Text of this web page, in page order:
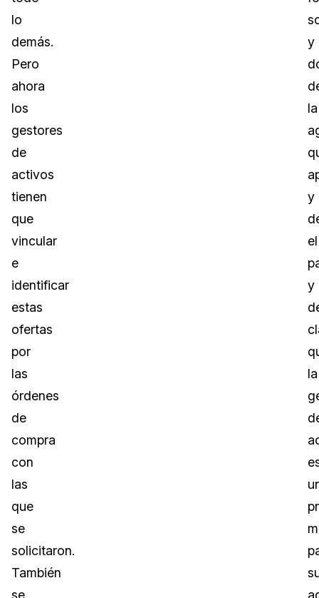
lo
demás.
Pero
ahora
los
gestores
de
activos
tienen
que
vincular
e
identificar
estas
ofertas
por
las
órdenes
de
compra
con
las
que
se
solicitaron.
También
se
y
la
y
el
y
la